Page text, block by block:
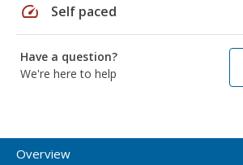
speed Self paced
Have a question?
We're here to help
Overview